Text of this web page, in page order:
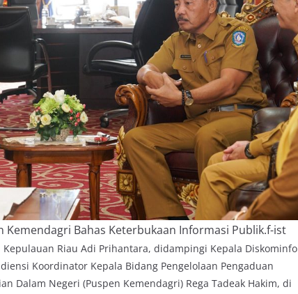
Kemendagri Bahas Keterbukaan Informasi Publik.f-ist
Kepulauan Riau Adi Prihantara, didampingi Kepala Diskominfo
Koordinator Kepala Bidang Pengelolaan Pengaduan
Dalam Negeri (Puspen Kemendagri) Rega Tadeak Hakim, di